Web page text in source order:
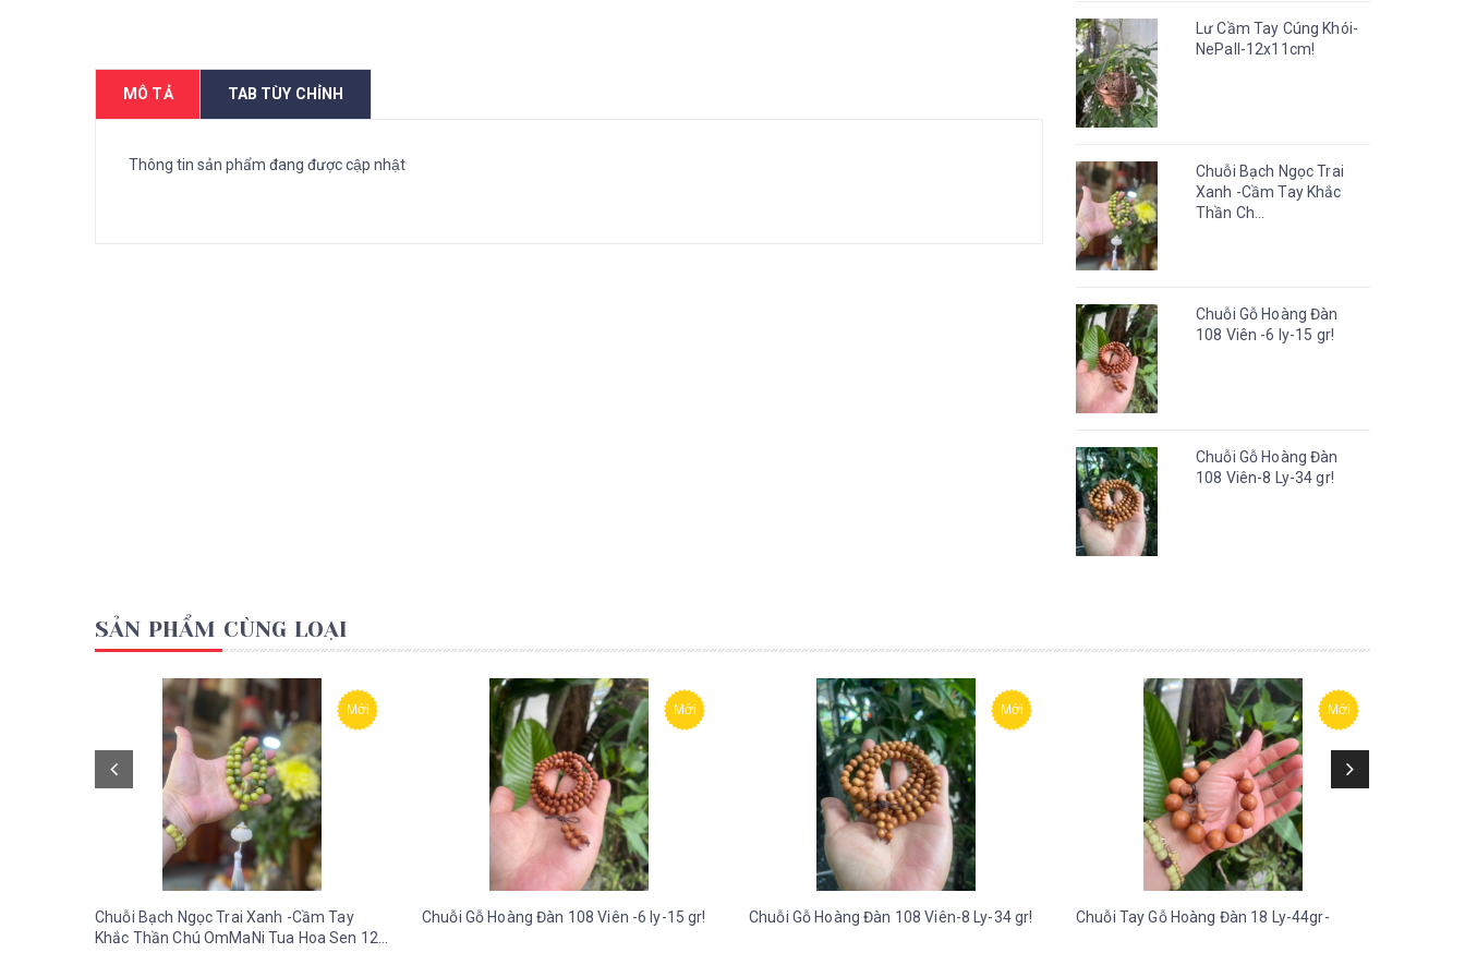
MÔ TẢ TAB TÙY CHỈNH
Thông tin sản phẩm đang được cập nhật
Lư Cầm Tay Cúng Khói-
NePall-12x11cm!
Chuỗi Bạch Ngọc Trai
Xanh -Cầm Tay Khắc
Thần Ch...
Chuỗi Gỗ Hoàng Đàn
108 Viên -6 ly-15 gr!
Chuỗi Gỗ Hoàng Đàn
108 Viên-8 Ly-34 gr!
SẢN PHẨM CÙNG LOẠI
Mới
Chuỗi Bạch Ngọc Trai Xanh -Cầm Tay
Khắc Thần Chú OmMaNi Tua Hoa Sen 12
Mới
Chuỗi Gỗ Hoàng Đàn 108 Viên -6 ly-15 gr!
Mới
Chuỗi Gỗ Hoàng Đàn 108 Viên-8 Ly-34 gr!
Mới
Chuỗi Tay Gỗ Hoàng Đàn 18 Ly-44gr-